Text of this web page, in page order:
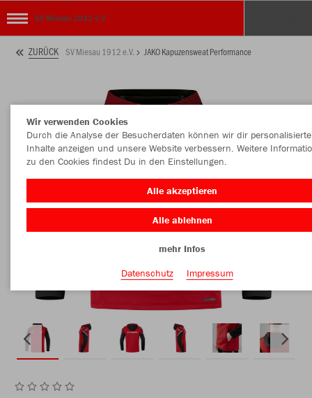
SV Miesau 1912 e.V.
ZURÜCK SV Miesau 1912 e.V. JAKO Kapuzensweat Performance
Wir verwenden Cookies
Durch die Analyse der Besucherdaten können wir dir personalisierte
Inhalte anzeigen und unsere Website verbessern. Weitere
zu den Cookies findest Du in den Einstellungen.
Alle akzeptieren
Alle ablehnen
mehr Infos
Datenschutz
Impressum